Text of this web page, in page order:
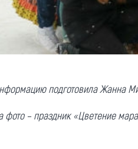
подготовила Жанна
фото – праздник «Цветение